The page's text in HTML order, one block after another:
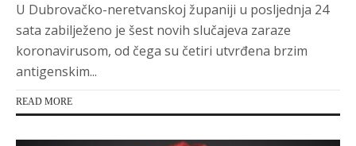
U Dubrovačko-neretvanskoj županiji u posljednja 24
sata zabilježeno je šest novih slučajeva zaraze
koronavirusom, od čega su četiri utvrđena brzim
antigenskim...
READ MORE